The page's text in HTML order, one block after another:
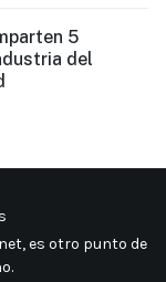
5
del
es otro punto de
.